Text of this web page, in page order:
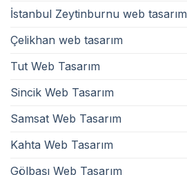
İstanbul Zeytinburnu web tasarım
Çelikhan web tasarım
Tut Web Tasarım
Sincik Web Tasarım
Samsat Web Tasarım
Kahta Web Tasarım
Gölbaşı Web Tasarım